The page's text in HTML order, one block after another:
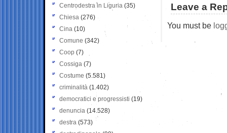
Leave a
You must be
Centrodestra in Liguria (35)
Chiesa (276)
Cina (10)
Comune (342)
Coop (7)
Cossiga (7)
Costume (5.581)
criminalità (1.402)
democratici e progressisti (19)
denuncia (14.528)
destra (573)